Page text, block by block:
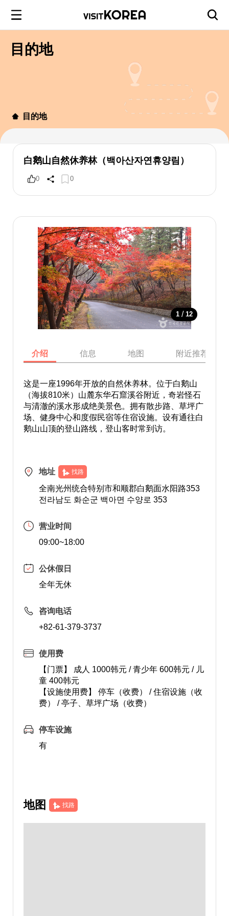
目的地
目的地
白鹅山自然休养林（백아산자연휴양림）
0 0
1 / 12
介绍 信息 地图 附近推荐景点
这是一座1996年开放的自然休养林。位于白鹅山
（海拔810米）山麓东华石窟溪谷附近，奇岩怪石
与清澈的溪水形成绝美景色。拥有散步路、草坪广
场、健身中心和度假民宿等住宿设施。设有通往白
鹅山山顶的登山路线，登山客时常到访。
地址 找路
全南光州统合特别市和顺郡白鹅面水阳路353
전라남도 화순군 백아면 수양로 353
营业时间
09:00~18:00
公休假日
全年无休
咨询电话
+82-61-379-3737
使用费
【门票】 成人 1000韩元 / 青少年 600韩元 / 儿
童 400韩元
【设施使用费】 停车（收费） / 住宿设施（收
费） / 亭子、草坪广场（收费）
停车设施
有
地图 找路